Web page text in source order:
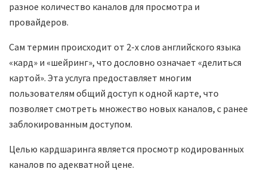
разное количество каналов для просмотра и
провайдеров.
Сам термин происходит от 2-х слов английского языка
«кард» и «шейринг», что дословно означает «делиться
картой». Эта услуга предоставляет многим
пользователям общий доступ к одной карте, что
позволяет смотреть множество новых каналов, с ранее
заблокированным доступом.
Целью кардшаринга является просмотр кодированных
каналов по адекватной цене.